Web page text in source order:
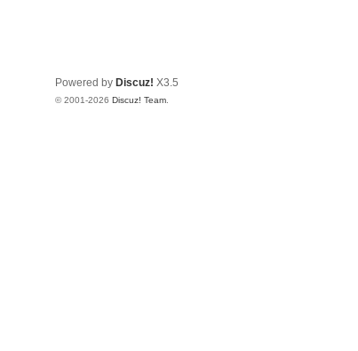
Powered by Discuz! X3.5
© 2001-2026 Discuz! Team